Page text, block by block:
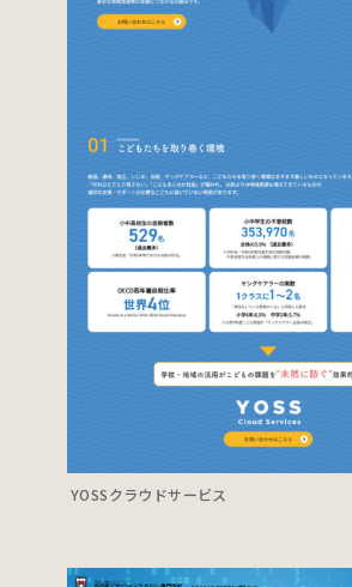
YOSSクラウドサービス